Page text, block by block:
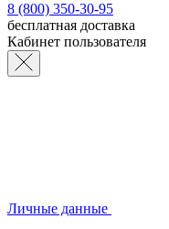
8 (800) 350-30-95
бесплатная доставка
Кабинет пользователя
Личные данные